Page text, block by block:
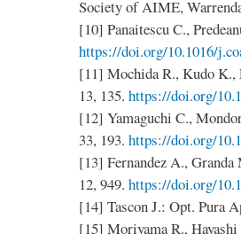
Society of AIME,
[10] Panaitescu C.,
https://doi.org/10.1016/
[11] Mochida R., Kudo K.,
13, 135. https://doi.org/
[12] Yamaguchi C.,
33, 193. https://doi.org/
[13] Fernandez A.,
12, 949. https://doi.org/
[14] Tascon J.: Opt. Pura
[15] Moriyama R.,